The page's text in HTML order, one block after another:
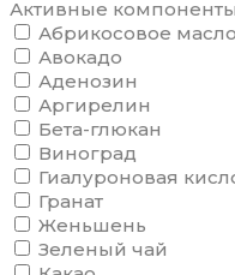
Активные компоненты
Абрикосовое масло
Авокадо
Аденозин
Аргирелин
Бета-глюкан
Виноград
Гиалуроновая
Гранат
Женьшень
Зеленый чай